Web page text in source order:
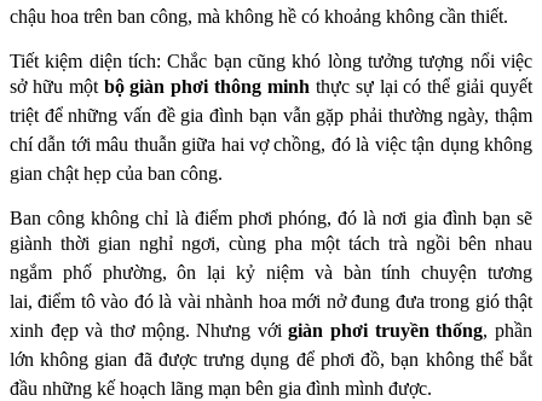
chậu hoa trên ban công, mà không hề có khoảng không cần thiết.
Tiết kiệm diện tích: Chắc bạn cũng khó lòng tưởng tượng nổi việc
sở hữu một bộ giàn phơi thôngminh thực sự lại có thể giải quyết
triệt để những vấn đề gia đình bạn vẫn gặp phải thường ngày, thậm
chí dẫn tới mâu thuẫn giữa hai vợ chồng, đó là việc tận dụng không
gian chật hẹp của ban công.
Ban công không chỉ là điểm phơi phóng, đó là nơi gia đình bạn sẽ
giành thời gian nghỉ ngơi, cùng pha một tách trà ngồi bên nhau
ngắm phố phường, ôn lại kỷ niệm và bàn tính chuyện tương
lai,điểm tô vào đó là vài nhành hoa mới nở đung đưa trong gió thật
xinh đẹp và thơ mộng. Nhưng vớigiàn phơi truyền thống, phần
lớn không gian đã được trưng dụng để phơi đồ, bạn không thể bắt
đầu những kế hoạch lãng mạn bên gia đình mình được.